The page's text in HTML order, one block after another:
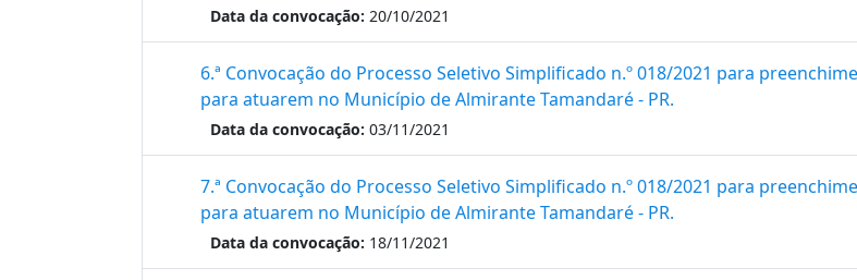
Data da convocação: 20/10/2021
6.ª Convocação do Processo Seletivo Simplificado n.º 018/2021 para
para atuarem no Município de Almirante Tamandaré - PR.
Data da convocação: 03/11/2021
7.ª Convocação do Processo Seletivo Simplificado n.º 018/2021 para
para atuarem no Município de Almirante Tamandaré - PR.
Data da convocação: 18/11/2021